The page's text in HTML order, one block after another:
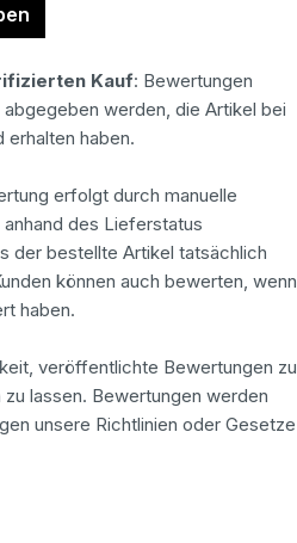
Kauf: Bewertungen
abgegeben werden, die Artikel bei
erhalten haben.
erfolgt durch manuelle
des Lieferstatus
der bestellte Artikel tatsächlich
können auch bewerten, wenn
haben.
veröffentlichte Bewertungen zu
lassen. Bewertungen werden
unsere Richtlinien oder Gesetze